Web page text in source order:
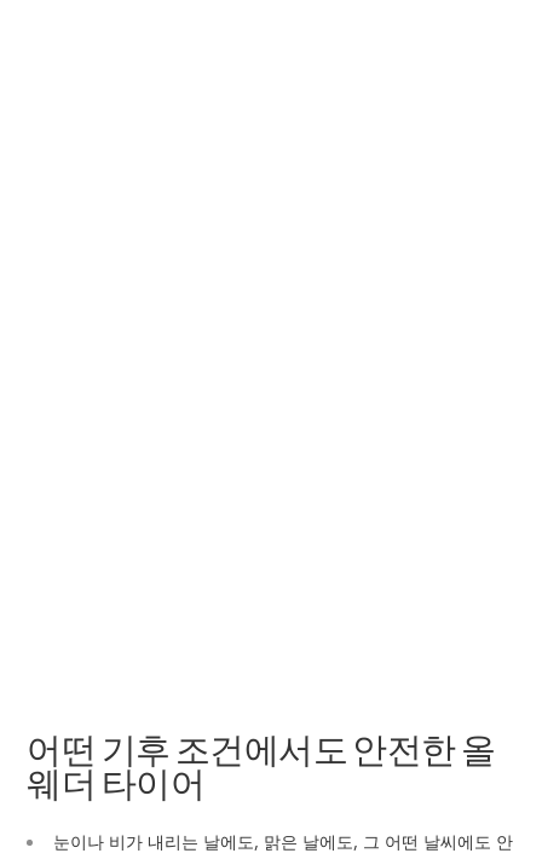
어떤 기후 조건에서도 안전한 올
웨더 타이어
눈이나 비가 내리는 날에도, 맑은 날에도, 그 어떤 날씨에도 안